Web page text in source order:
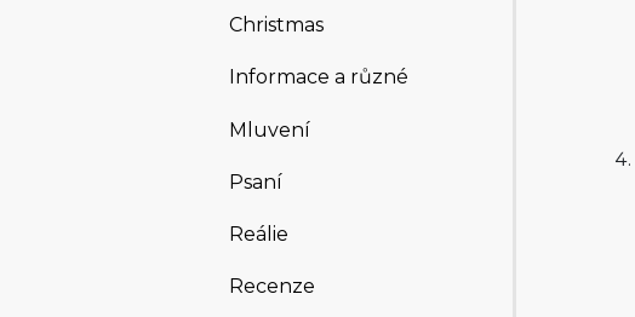
Christmas
Informace a různé
Mluvení
Psaní
Reálie
Recenze